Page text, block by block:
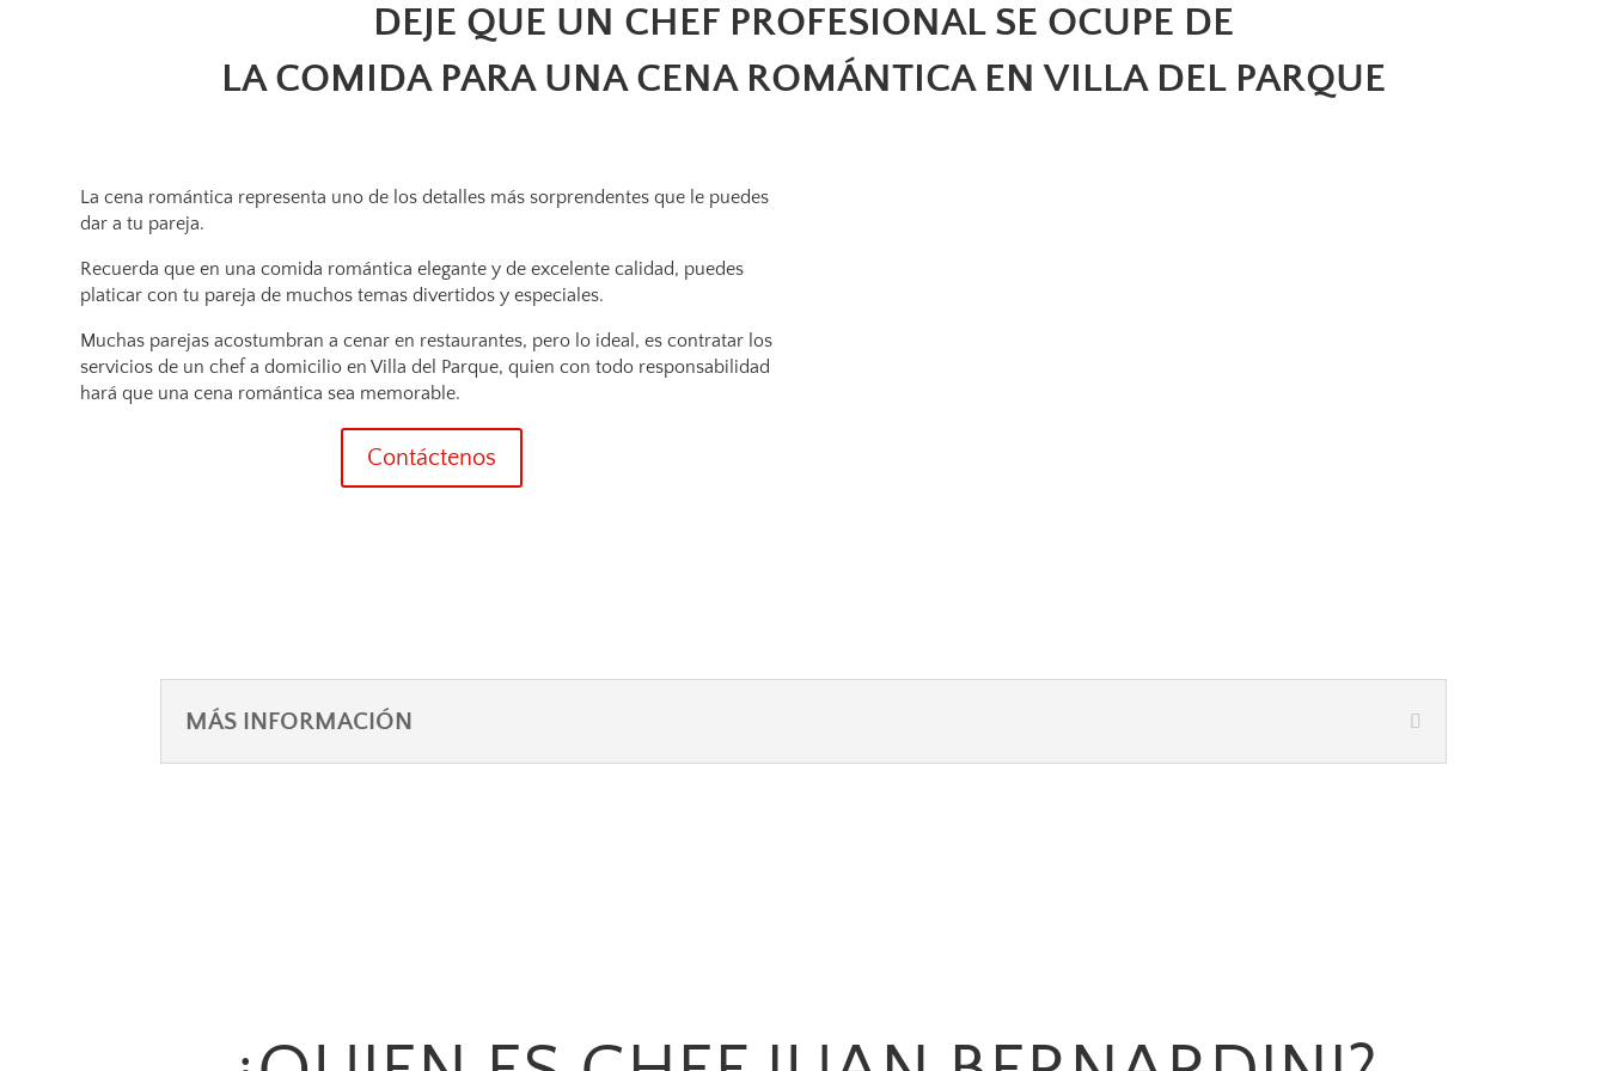
DEJE QUE UN CHEF PROFESIONAL SE OCUPE DE
LA COMIDA PARA UNA CENA ROMÁNTICA EN VILLA DEL PARQUE
La cena romántica representa uno de los detalles más sorprendentes que le puedes
dar a tu pareja.
Recuerda que en una comida romántica elegante y de excelente calidad, puedes
platicar con tu pareja de muchos temas divertidos y especiales.
Muchas parejas acostumbran a cenar en restaurantes, pero lo ideal, es contratar los
servicios de un chef a domicilio en Villa del Parque, quien con todo responsabilidad
hará que una cena romántica sea memorable.
Contáctenos
MÁS INFORMACIÓN